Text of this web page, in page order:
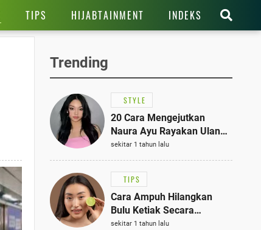
TIPS HIJABTAINMENT INDEKS
Trending
STYLE
20 Cara Mengejutkan
Naura Ayu Rayakan Ulang
Tahun di Panti Asuhan,
Terlihat Anggun dengan
Kaftan Cokelat
sekitar 1 tahun lalu
TIPS
Cara Ampuh Hilangkan
Bulu Ketiak Secara
Permanen dalam 5
sekitar 1 tahun lalu